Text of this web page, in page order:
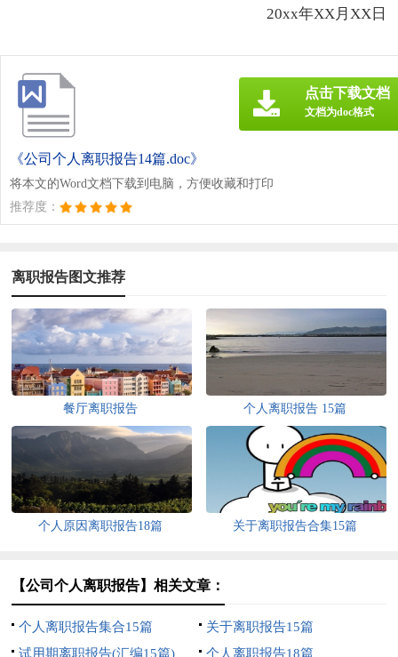
20xx年XX月XX日
《公司个人离职报告14篇.doc》
将本文的Word文档下载到电脑，方便收藏和打印
推荐度：
点击下载文档
文档为doc格式
离职报告图文推荐
餐厅离职报告 个人离职报告 15篇
个人原因离职报告18篇 关于离职报告合集15篇
【公司个人离职报告】相关文章：
个人离职报告集合15篇
关于离职报告15篇
试用期离职报告(汇编15篇)
个人离职报告18篇